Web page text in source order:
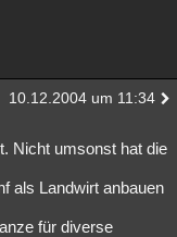
10.12.2004 um 11:34
Nicht umsonst hat die
als Landwirt anbauen
für diverse